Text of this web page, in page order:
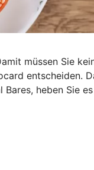
müssen Sie
heben Sie